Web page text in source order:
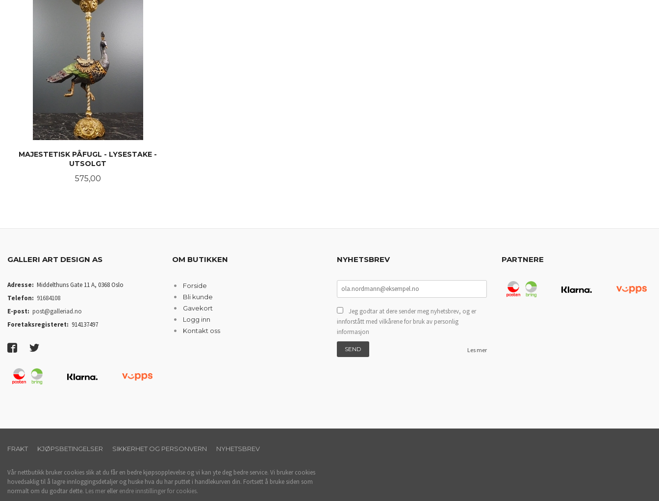
MAJESTETISK PÅFUGL - LYSESTAKE -
UTSOLGT
Pris
575,00
GALLERI ART DESIGN AS
Adresse: Middelthuns Gate 11 A, 0368 Oslo
Telefon: 91684108
E-post: post@galleriad.no
Foretaksregisteret: 914137497
OM BUTIKKEN
Forside
Bli kunde
Gavekort
Logg inn
Kontakt oss
NYHETSBREV
Jeg godtar at dere sender meg nyhetsbrev, og er
innforstått med vilkårene for bruk av personlig
informasjon
Les mer
PARTNERE
FRAKT KJØPSBETINGELSER SIKKERHET OG PERSONVERN NYHETSBREV
Vår nettbutikk bruker cookies slik at du får en bedre kjøpsopplevelse og vi kan yte deg bedre service. Vi bruker cookies
hovedsaklig til å lagre innloggingsdetaljer og huske hva du har puttet i handlekurven din. Fortsett å bruke siden som
normalt om du godtar dette. Les mer eller endre innstillinger for cookies.